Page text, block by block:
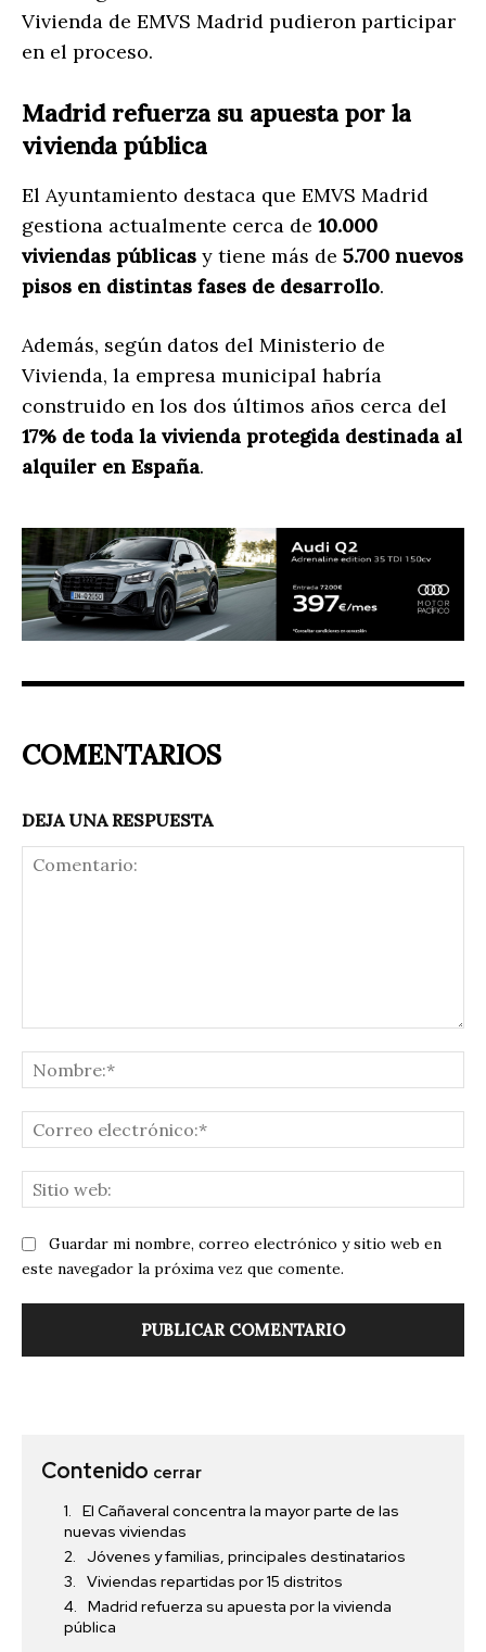
Vivienda de EMVS Madrid pudieron participar
en el proceso.
Madrid refuerza su apuesta por la
vivienda pública
El Ayuntamiento destaca que EMVS Madrid
gestiona actualmente cerca de 10.000
viviendas públicas y tiene más de 5.700 nuevos
pisos en distintas fases de desarrollo.
Además, según datos del Ministerio de
Vivienda, la empresa municipal habría
construido en los dos últimos años cerca del
17% de toda la vivienda protegida destinada al
alquiler en España.
COMENTARIOS
DEJA UNA RESPUESTA
Guardar mi nombre, correo electrónico y sitio web en
este navegador la próxima vez que comente.
Contenido cerrar
El Cañaveral concentra la mayor parte de las
nuevas viviendas
Jóvenes y familias, principales destinatarios
Viviendas repartidas por 15 distritos
Madrid refuerza su apuesta por la vivienda
pública